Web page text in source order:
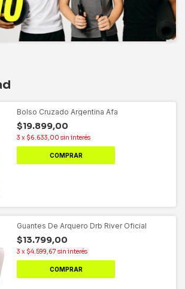
Bolso Cruzado Argentina Afa
$19.899,00
3 x $6.633,00 sin interés
Guantes De Arquero Drb River Oficial
$13.799,00
3 x $4.599,67 sin interés
COMPRAR